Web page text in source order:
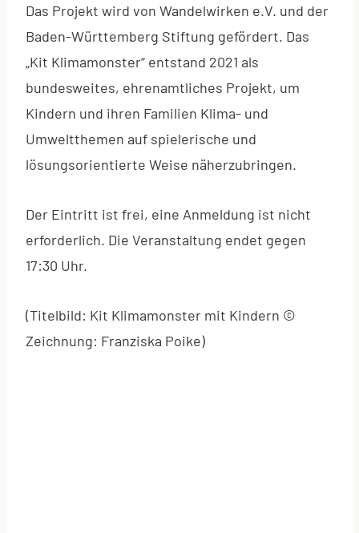
Das Projekt wird von Wandelwirken e.V. und der
Baden-Württemberg Stiftung gefördert. Das
„Kit Klimamonster“ entstand 2021 als
bundesweites, ehrenamtliches Projekt, um
Kindern und ihren Familien Klima- und
Umweltthemen auf spielerische und
lösungsorientierte Weise näherzubringen.
Der Eintritt ist frei, eine Anmeldung ist nicht
erforderlich. Die Veranstaltung endet gegen
17:30 Uhr.
(Titelbild: Kit Klimamonster mit Kindern ©
Zeichnung: Franziska Poike)